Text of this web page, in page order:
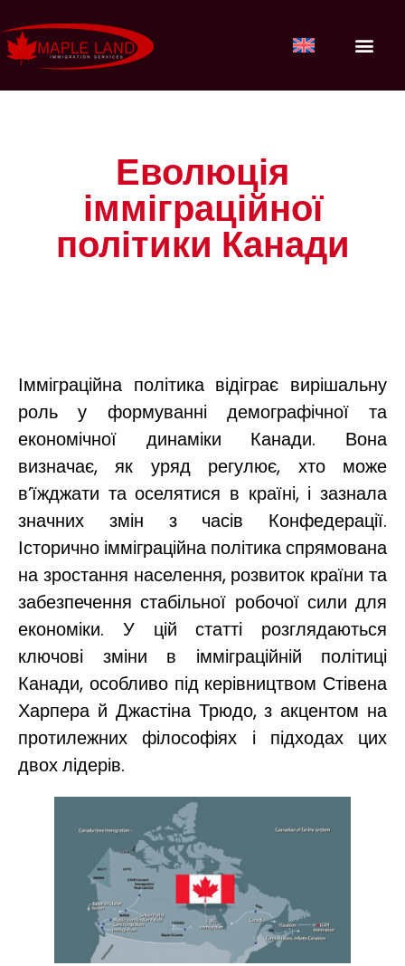
Еволюція
імміграційної
політики Канади
Імміграційна політика відіграє вирішальну
роль у формуванні демографічної та
економічної динаміки Канади. Вона
визначає, як уряд регулює, хто може
в’їжджати та оселятися в країні, і зазнала
значних змін з часів Конфедерації.
Історично імміграційна політика спрямована
на зростання населення, розвиток країни та
забезпечення стабільної робочої сили для
економіки. У цій статті розглядаються
ключові зміни в імміграційній політиці
Канади, особливо під керівництвом Стівена
Харпера й Джастіна Трюдо, з акцентом на
протилежних філософіях і підходах цих
двох лідерів.